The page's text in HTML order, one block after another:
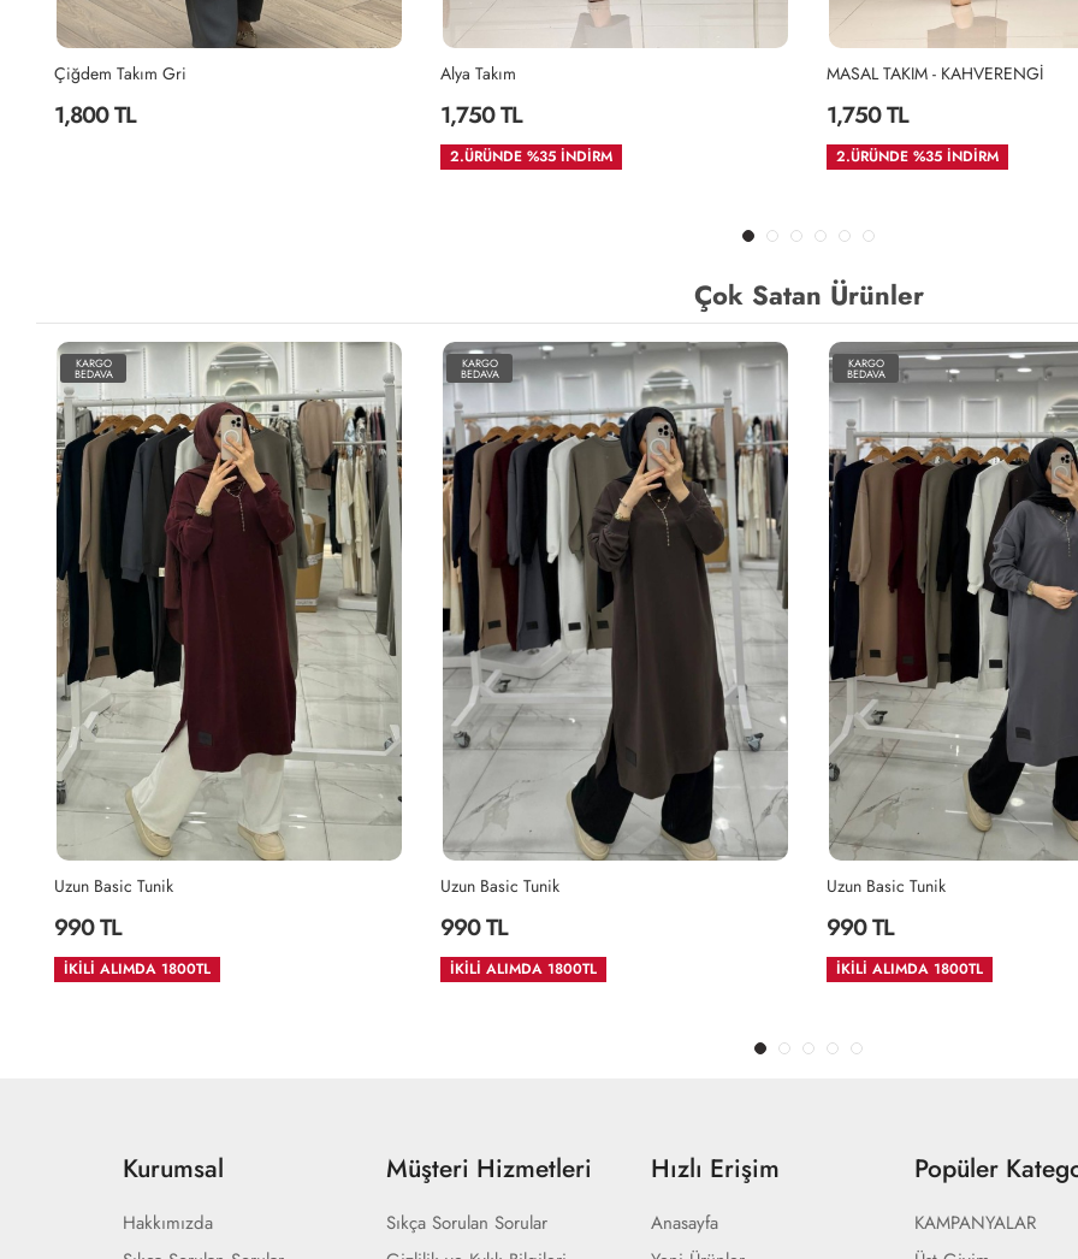
Alya Takım
1,750 TL
MASAL TAKIM - KAHVERENGİ
1,750 TL
2.ÜRÜNDE %35 İNDİRM
Uzun Basic Tunik
990 TL
İKİLİ ALIMDA 1800TL
Çok Satan Ürünler
KARGO
BEDAVA
Uzun Basic Tunik
990 TL
İKİLİ ALIMDA 1800TL
KARGO
BEDAVA
Uzun Basic Tunik
990 TL
İKİLİ ALIMDA 1800TL
KARGO
BEDAVA
Uzun Basic Tunik
990 TL
İKİLİ ALIMDA 1800TL
Kurumsal
Hakkımızda
Müşteri Hizmetleri
Sıkça Sorulan Sorular
Hızlı Erişim
Anasayfa
Popüler
KAMPANYALAR